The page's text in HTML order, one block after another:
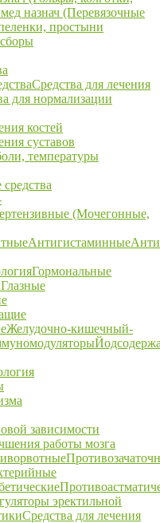
назнач (Перевязочные
простыни
Средства для лечения
для нормализации
костей
суставов
температуры
(Мочегонные,
Антигистаминные
Гормональные
Глазные
Желудочно-кишечный-
зависимости
работы мозга
эректильной
Средства для лечения